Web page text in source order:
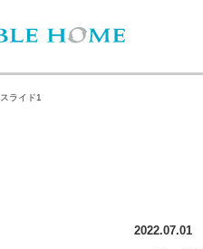
スライド1
2022.07.01